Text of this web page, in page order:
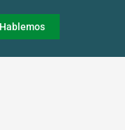
Hablemos